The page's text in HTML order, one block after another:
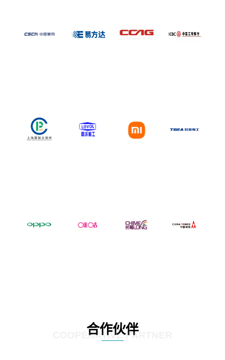
合作伙伴
COOPERATIVE PARTNER